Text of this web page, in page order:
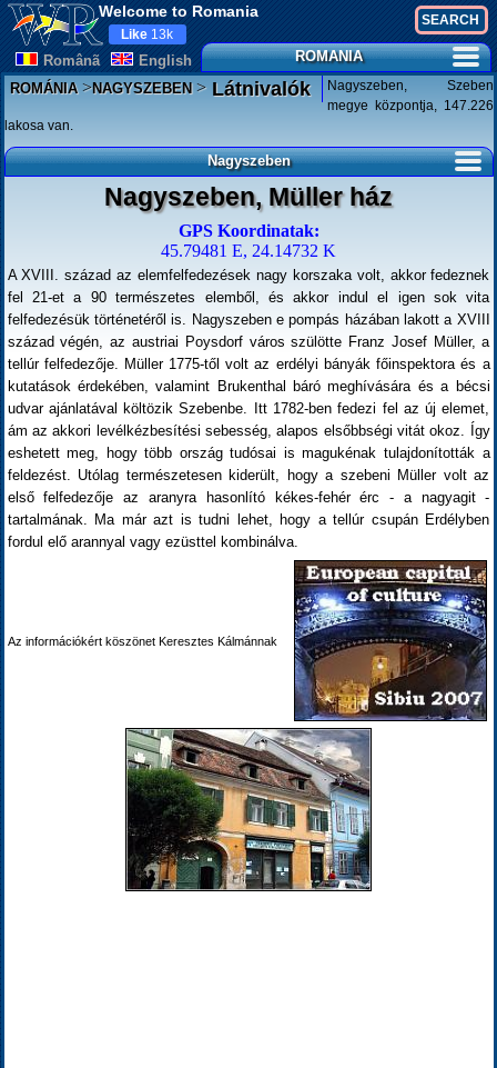
Welcome to Romania
Românã English
Like 13k
ROMANIA
ROMÁNIA>NAGYSZEBEN>Látnivalók
Nagyszeben, Szeben
megye központja, 147.226
lakosa van.
Nagyszeben
Nagyszeben, Müller ház
GPS Koordinatak:
45.79481 E, 24.14732 K
A XVIII. század az elemfelfedezések nagy korszaka volt, akkor fedeznek
fel 21-et a 90 természetes elemből, és akkor indul el igen sok vita
felfedezésük történetéről is. Nagyszeben e pompás házában lakott a XVIII
század végén, az austriai Poysdorf város szülötte Franz Josef Müller, a
tellúr felfedezője. Müller 1775-től volt az erdélyi bányák főinspektora és a
kutatások érdekében, valamint Brukenthal báró meghívására és a bécsi
udvar ajánlatával költözik Szebenbe. Itt 1782-ben fedezi fel az új elemet,
ám az akkori levélkézbesítési sebesség, alapos elsőbbségi vitát okoz. Így
eshetett meg, hogy több ország tudósai is magukénak tulajdonították a
feldezést. Utólag természetesen kiderült, hogy a szebeni Müller volt az
első felfedezője az aranyra hasonlító kékes-fehér érc - a nagyagit -
tartalmának. Ma már azt is tudni lehet, hogy a tellúr csupán Erdélyben
fordul elő arannyal vagy ezüsttel kombinálva.
Az információkért köszönet Keresztes Kálmánnak